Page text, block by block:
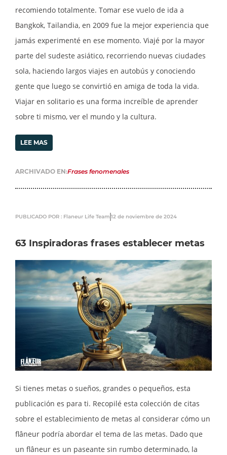
recomiendo totalmente. Tomar ese vuelo de ida a
Bangkok, Tailandia, en 2009 fue la mejor experiencia que
jamás experimenté en ese momento. Viajé por la mayor
parte del sudeste asiático, recorriendo nuevas ciudades
sola, haciendo largos viajes en autobús y conociendo
gente que luego se convirtió en amiga de toda la vida.
Viajar en solitario es una forma increíble de aprender
sobre ti mismo, ver el mundo y la cultura.
LEE MAS
ARCHIVADO EN:Frases fenomenales
PUBLICADO POR : Flaneur Life Team 12 de noviembre de 2024
63 Inspiradoras frases establecer metas
Si tienes metas o sueños, grandes o pequeños, esta
publicación es para ti. Recopilé esta colección de citas
sobre el establecimiento de metas al considerar cómo un
flâneur podría abordar el tema de las metas. Dado que
un flâneur es un paseante sin rumbo determinado, la